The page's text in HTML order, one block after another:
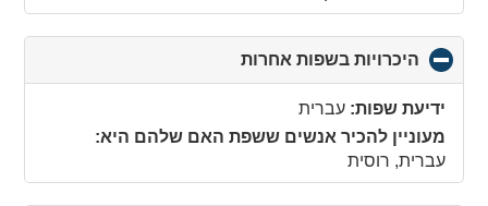
היכרויות בשפות אחרות
to
ידיעת שפות: עברית
מעוניין להכיר אנשים ששפת האם שלהם היא:
עברית, רוסית